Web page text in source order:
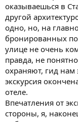
оказываешься в
другой
одно, но, на
бронированных
улице не очень
правда, не
охраняют, гид нам
экскурсия
отеле.
Впечатления от
стороны, я,